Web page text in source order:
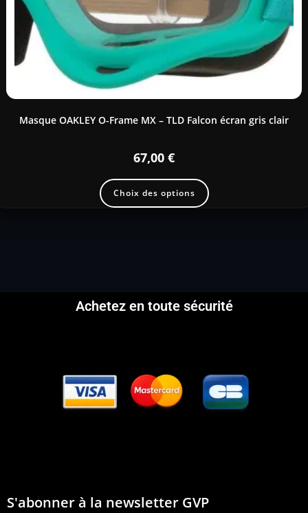
Masque OAKLEY O-Frame MX – TLD Falcon écran gris clair
67,00 €
Choix des options
Achetez en toute sécurité
S'abonner à la newsletter GVP